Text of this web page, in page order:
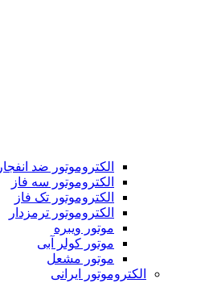
الکتروموتور ضد انفجار
الکتروموتور سه فاز
الکتروموتور تک فاز
الکتروموتور ترمزدار
موتور ویبره
موتور کولر آبی
موتور مشعل
الکتروموتور ایرانی